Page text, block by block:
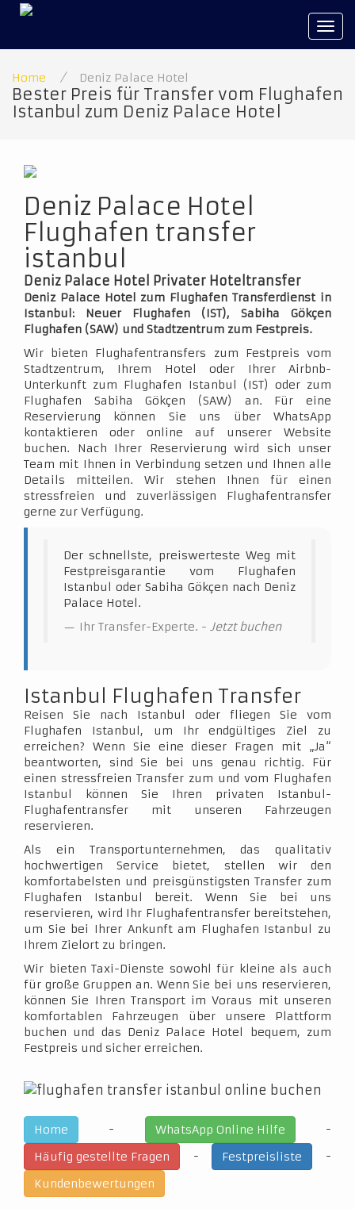
Home / Deniz Palace Hotel
Bester Preis für Transfer vom Flughafen
Istanbul zum Deniz Palace Hotel
Deniz Palace Hotel
Flughafen transfer
istanbul
Deniz Palace Hotel Privater Hoteltransfer
Deniz Palace Hotel zum Flughafen Transferdienst in
Istanbul: Neuer Flughafen (IST), Sabiha Gökçen
Flughafen (SAW) und Stadtzentrum zum Festpreis.
Wir bieten Flughafentransfers zum Festpreis vom
Stadtzentrum, Ihrem Hotel oder Ihrer Airbnb-
Unterkunft zum Flughafen Istanbul (IST) oder zum
Flughafen Sabiha Gökçen (SAW) an. Für eine
Reservierung können Sie uns über WhatsApp
kontaktieren oder online auf unserer Website
buchen. Nach Ihrer Reservierung wird sich unser
Team mit Ihnen in Verbindung setzen und Ihnen alle
Details mitteilen. Wir stehen Ihnen für einen
stressfreien und zuverlässigen Flughafentransfer
gerne zur Verfügung.
Der schnellste, preiswerteste Weg mit
Festpreisgarantie vom Flughafen
Istanbul oder Sabiha Gökçen nach Deniz
Palace Hotel.
Ihr Transfer-Experte. - Jetzt buchen
Istanbul Flughafen Transfer
Reisen Sie nach Istanbul oder fliegen Sie vom
Flughafen Istanbul, um Ihr endgültiges Ziel zu
erreichen? Wenn Sie eine dieser Fragen mit „Ja“
beantworten, sind Sie bei uns genau richtig. Für
einen stressfreien Transfer zum und vom Flughafen
Istanbul können Sie Ihren privaten Istanbul-
Flughafentransfer mit unseren Fahrzeugen
reservieren.
Als ein Transportunternehmen, das qualitativ
hochwertigen Service bietet, stellen wir den
komfortabelsten und preisgünstigsten Transfer zum
Flughafen Istanbul bereit. Wenn Sie bei uns
reservieren, wird Ihr Flughafentransfer bereitstehen,
um Sie bei Ihrer Ankunft am Flughafen Istanbul zu
Ihrem Zielort zu bringen.
Wir bieten Taxi-Dienste sowohl für kleine als auch
für große Gruppen an. Wenn Sie bei uns reservieren,
können Sie Ihren Transport im Voraus mit unseren
komfortablen Fahrzeugen über unsere Plattform
buchen und das Deniz Palace Hotel bequem, zum
Festpreis und sicher erreichen.
Home - WhatsApp Online Hilfe
-
Häufig gestellte Fragen
- Festpreisliste
-
Kundenbewertungen